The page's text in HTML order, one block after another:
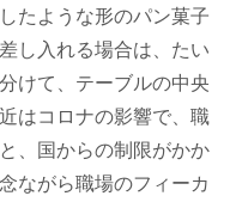
たような形のパン菓子
し入れる場合は、たい
けて、テーブルの中央
はコロナの影響で、職
、国からの制限がかか
ながら職場のフィーカ